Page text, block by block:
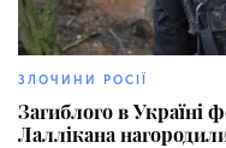
ЗЛОЧИНИ РОСІЇ
Загиблого в Україні
Лаллікана